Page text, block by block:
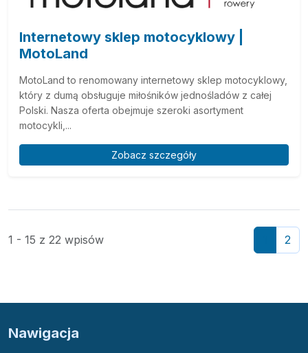
Internetowy sklep motocyklowy |
MotoLand
MotoLand to renomowany internetowy sklep motocyklowy,
który z dumą obsługuje miłośników jednośladów z całej
Polski. Nasza oferta obejmuje szeroki asortyment
motocykli,...
Zobacz szczegóły
1 - 15 z 22 wpisów 2
Nawigacja